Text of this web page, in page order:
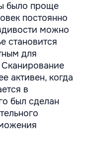
было проще
постоянно
можно
становится
для
активен, когда
в
был сделан